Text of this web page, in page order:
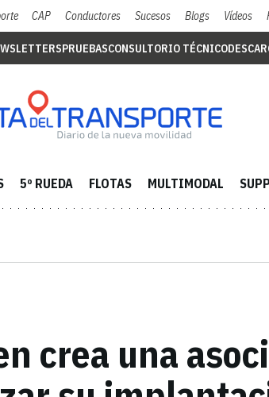
CAP Conductores Sucesos Blogs Vídeos
PRUEBASCONSULTORIO TÉCNICO
5º RUEDA FLOTAS MULTIMODAL
crea una